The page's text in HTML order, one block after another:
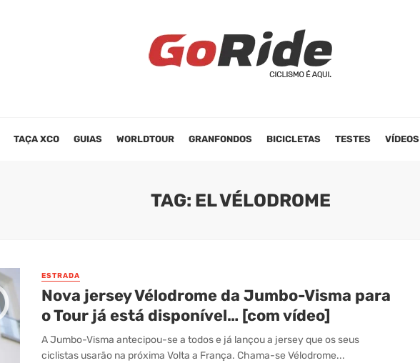
TAÇA XCO GUIAS WORLDTOUR GRANFONDOS BICICLETAS TESTES VÍDEOS
TAG: EL VÉLODROME
ESTRADA
Nova jersey Vélodrome da Jumbo-Visma para
o Tour já está disponível… [com vídeo]
A Jumbo-Visma antecipou-se a todos e já lançou a jersey que os seus
ciclistas usarão na próxima Volta a França. Chama-se Vélodrome...